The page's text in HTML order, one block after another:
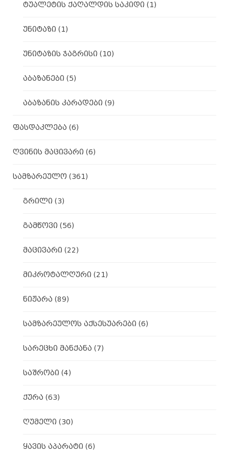
ტუალეტის ქაღალდის საკიდი (1)
უნიტაზი (1)
უნიტაზის ჯაგრისი (10)
აბაზანები (5)
აბაზანის კარადები (9)
ფასდაკლება (6)
ღვინის მაცივარი (6)
სამზარეულო (361)
გრილი (3)
გამწოვი (56)
მაცივარი (22)
მიკროტალღური (21)
ნიჟარა (89)
სამზარეულოს აქსესუარები (6)
სარეცხი მანქანა (7)
საშრობი (4)
ქურა (63)
ღუმელი (30)
ყავის აპარატი (6)